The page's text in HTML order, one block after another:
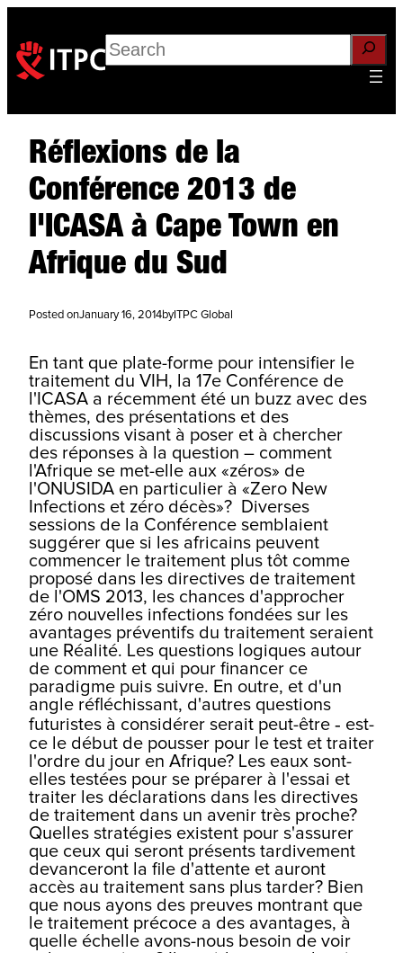
Search
Réflexions de la
Conférence 2013 de
l'ICASA à Cape Town en
Afrique du Sud
Posted onJanuary 16, 2014byITPC Global
En tant que plate-forme pour intensifier le
traitement du VIH, la 17e Conférence de
l'ICASA a récemment été un buzz avec des
thèmes, des présentations et des
discussions visant à poser et à chercher
des réponses à la question – comment
l'Afrique se met-elle aux «zéros» de
l'ONUSIDA en particulier à «Zero New
Infections et zéro décès»? Diverses
sessions de la Conférence semblaient
suggérer que si les africains peuvent
commencer le traitement plus tôt comme
proposé dans les directives de traitement
de l'OMS 2013, les chances d'approcher
zéro nouvelles infections fondées sur les
avantages préventifs du traitement seraient
une Réalité. Les questions logiques autour
de comment et qui pour financer ce
paradigme puis suivre. En outre, et d'un
angle réfléchissant, d'autres questions
futuristes à considérer serait peut-être ‐ est-
ce le début d e pousser pour le test et traiter
l'ordre du jour en Afrique? Les eaux sont-
elles testées pour se préparer à l'essai et
traiter les déclarations dans les directives
de traitement dans un avenir très proche?
Quelles stratégies existent pour s'assurer
que ceux qui seront présents tardivement
devanceront la file d'attente et auront
accès au traitement sans plus tarder? Bien
que nous ayons des preuves montrant que
le traitement précoce a des avantages, à
quelle échelle avons-nous besoin de voir